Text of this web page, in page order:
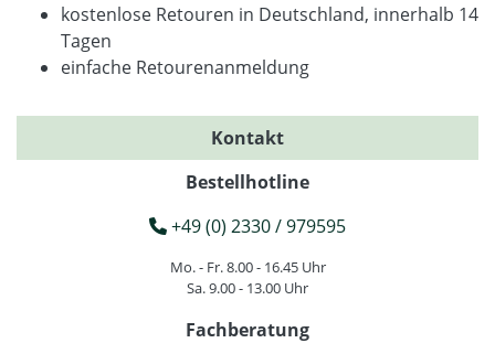
kostenlose Retouren in Deutschland, innerhalb 14
Tagen
einfache Retourenanmeldung
Kontakt
Bestellhotline
+49 (0) 2330 / 979595
Mo. - Fr. 8.00 - 16.45 Uhr
Sa. 9.00 - 13.00 Uhr
Fachberatung